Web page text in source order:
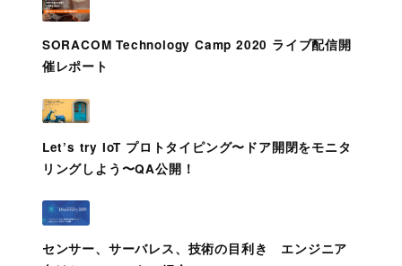
SORACOM Technology Camp 2020 ライブ配信開
催レポート
Let’s try IoT プロトタイピング〜ドア開閉をモニタ
リングしよう〜QA公開！
センサー、サーバレス、技術の目利き エンジニア